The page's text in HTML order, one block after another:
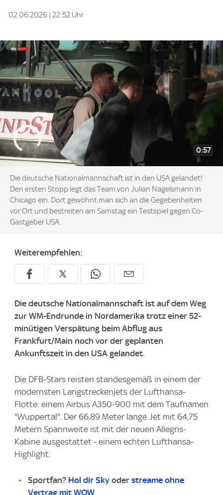
02.06.2026 | 22:52 Uhr
0:57
Die deutsche Nationalmannschaft ist in den USA gelandet!
Den ersten Stopp legt das Team von Julian Nagelsmann in
Chicago ein. Dort gewöhnt man sich an die Gegebenheiten
vor Ort und bestreiten am Samstag ein Testspiel gegen Co-
Gastgeber USA.
Weiterempfehlen:
Die deutsche Nationalmannschaft ist auf dem Weg
zur WM-Endrunde in Nordamerika trotz einer 52-
minütigen Verspätung beim Abflug aus
Frankfurt/Main noch vor der geplanten
Ankunftszeit in den USA gelandet.
Die DFB-Stars reisten standesgemäß in einem der
modernsten Langstreckenjets der Lufthansa-
Flotte: einem Airbus A350-900 mit dem Taufnamen
"Wuppertal". Der 66,89 Meter lange Jet mit 64,75
Metern Spannweite ist mit der neuen Allegris-
Kabine ausgestattet - einem echten Lufthansa-
Highlight.
Sportfan? Hol dir Sky oder streame ohne
Vertrag mit WOW